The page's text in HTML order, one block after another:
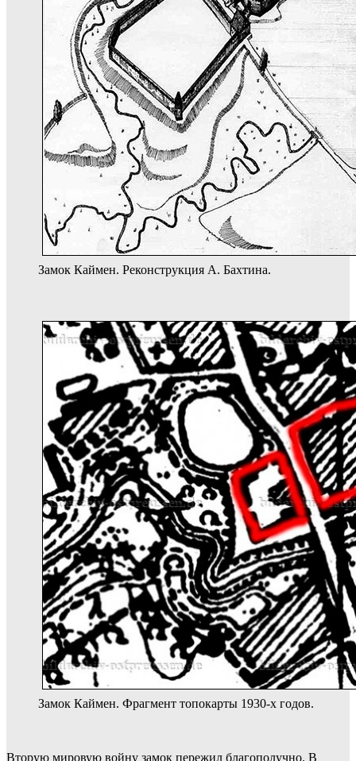
Замок Каймен. Реконструкция А. Бахтина.
Замок Каймен. Фрагмент топокарты 1930-х годов.
Вторую мировую войну замок пережил благополучно. В